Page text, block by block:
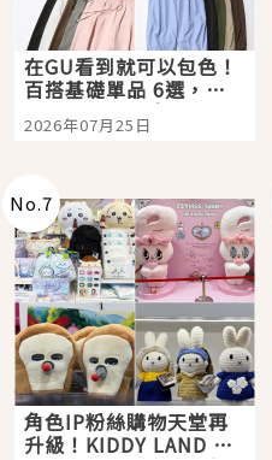
在GU看到就可以包色！
百搭基礎單品 6選，閉
眼全收也不心疼
2026年07月25日
No.7
角色IP粉絲購物天堂再
升級！KIDDY LAND 原